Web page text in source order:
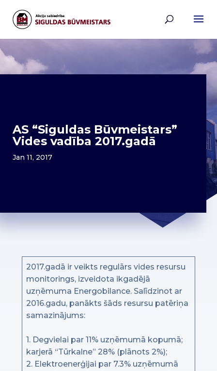
AS “Siguldas Būvmeistars”
Vides vadība 2017.gadā
Jan 11, 2017
2017.gadā ir veikts regulārs vides resursu
monitorings, izveidota ikgadējā
uzņēmuma Energobilance. Salīdzinot ar
2016.gadu, panākts šāds resursu patēriņa
samazinājums:
1. Degvielai par 11% uzņēmumā kopumā;
karjerā “Tūrkalne” 28% (plānots 2%);
2. Elektroenerģijai par 7.3% uzņēmumā